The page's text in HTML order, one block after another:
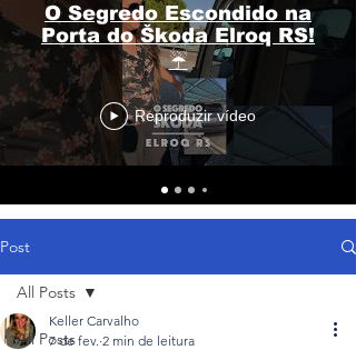
O Segredo Escondido na
Porta do Škoda Elroq RS!
☔
Reproduzir vídeo
Post
All Posts
All Posts
Keller Carvalho
7 de fev. 2 min de leitura